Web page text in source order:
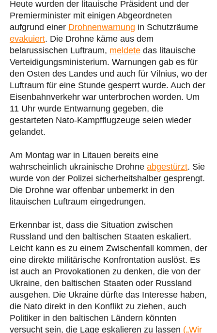
Heute wurden der litauische Präsident und der
Premierminister mit einigen Abgeordneten
aufgrund einer Drohnenwarnung in Schutzräume
evakuiert. Die Drohne käme aus dem
belarussischen Luftraum, meldete das litauische
Verteidigungsministerium. Warnungen gab es für
den Osten des Landes und auch für Vilnius, wo der
Luftraum für eine Stunde gesperrt wurde. Auch der
Eisenbahnverkehr war unterbrochen worden. Um
11 Uhr wurde Entwarnung gegeben, die
gestarteten Nato-Kampfflugzeuge seien wieder
gelandet.
Am Montag war in Litauen bereits eine
wahrscheinlich ukrainische Drohne abgestürzt. Sie
wurde von der Polizei sicherheitshalber gesprengt.
Die Drohne war offenbar unbemerkt in den
litauischen Luftraum eingedrungen.
Erkennbar ist, dass die Situation zwischen
Russland und den baltischen Staaten eskaliert.
Leicht kann es zu einem Zwischenfall kommen, der
eine direkte militärische Konfrontation auslöst. Es
ist auch an Provokationen zu denken, die von der
Ukraine, den baltischen Staaten oder Russland
ausgehen. Die Ukraine dürfte das Interesse haben,
die Nato direkt in den Konflikt zu ziehen, auch
Politiker in den baltischen Ländern könnten
versucht sein, die Lage eskalieren zu lassen („Wir